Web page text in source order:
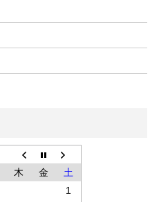
木 金
土
1